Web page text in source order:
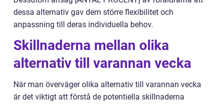
dessa alternativ gav dem större flexibilitet och
anpassning till deras individuella behov.
Skillnaderna mellan olika
alternativ till varannan vecka
När man överväger olika alternativ till varannan vecka
är det viktigt att förstå de potentiella skillnaderna